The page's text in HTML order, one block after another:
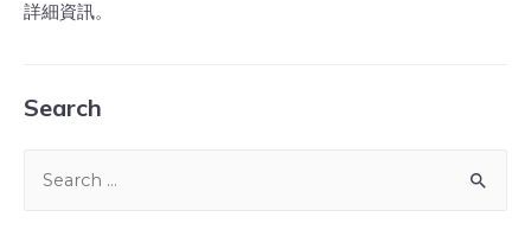
詳細資訊。
Search